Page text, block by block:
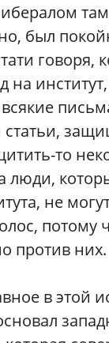
был
говоря,
на
то
люди,
не
потому
против них.
в этой